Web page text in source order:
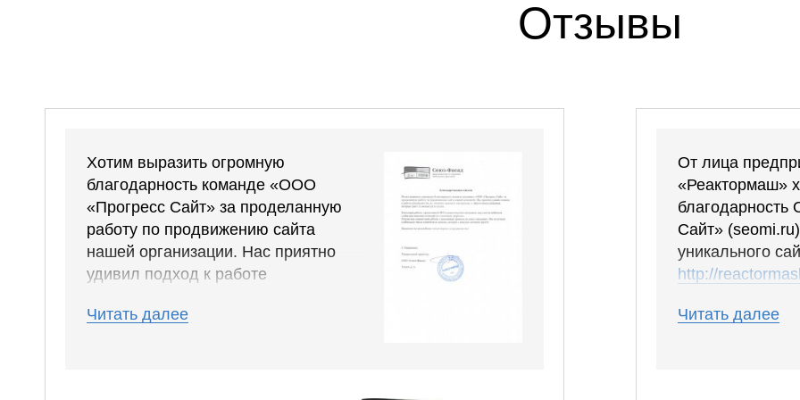
Отзывы
Хотим выразить огромную
благодарность команде «ООО
«Прогресс Сайт» за проделанную
работу по продвижению сайта
нашей организации. Нас приятно
удивил подход к работе
интересные и эффективные
Читать далее
От лица
«Реактормаш»
Сайт»
уникального
http://
Сайт
Читать далее